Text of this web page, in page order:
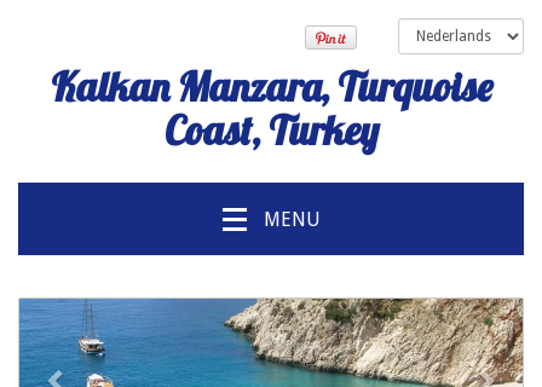
Kalkan Manzara, Turquoise
Coast, Turkey
MENU
voorgaand